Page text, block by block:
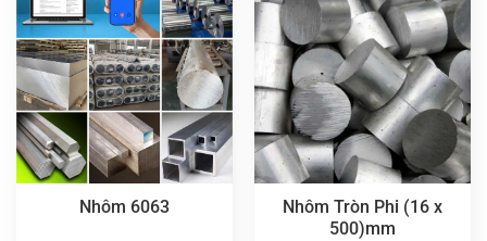
Nhôm 6063
Nhôm Tròn Phi (16 x
500)mm